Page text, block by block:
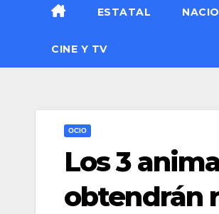
ESTATAL
CINE Y TV
OCIO
Los 3
obtendrán